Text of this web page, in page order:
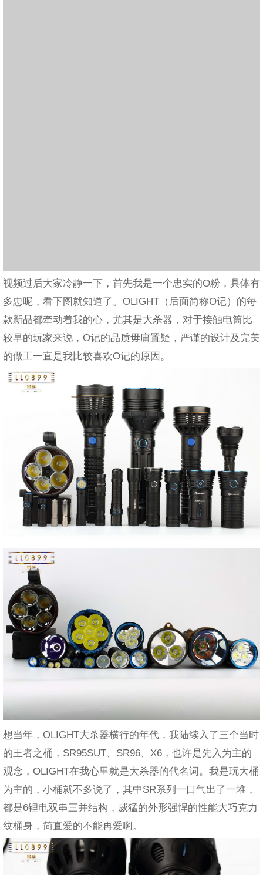
视频过后大家冷静一下，首先我是一个忠实的O粉，具体有
多忠呢，看下图就知道了。OLIGHT（后面简称O记）的每
款新品都牵动着我的心，尤其是大杀器，对于接触电筒比
较早的玩家来说，O记的品质毋庸置疑，严谨的设计及完美
的做工一直是我比较喜欢O记的原因。
想当年，OLIGHT大杀器横行的年代，我陆续入了三个当时
的王者之桶，SR95SUT、SR96、X6，也许是先入为主的
观念，OLIGHT在我心里就是大杀器的代名词。我是玩大桶
为主的，小桶就不多说了，其中SR系列一口气出了一堆，
都是6锂电双串三并结构，威猛的外形强悍的性能大巧克力
纹桶身，简直爱的不能再爱啊。